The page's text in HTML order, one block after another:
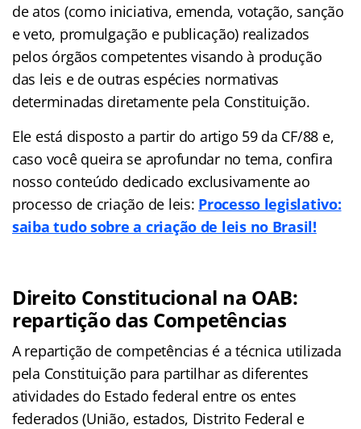
de atos (como iniciativa, emenda, votação, sanção
e veto, promulgação e publicação) realizados
pelos órgãos competentes visando à produção
das leis e de outras espécies normativas
determinadas diretamente pela Constituição.
Ele está disposto a partir do artigo 59 da CF/88 e,
caso você queira se aprofundar no tema, confira
nosso conteúdo dedicado exclusivamente ao
processo de criação de leis: Processo legislativo:
saiba tudo sobre a criação de leis no Brasil!
Direito Constitucional na OAB:
repartição das Competências
A repartição de competências é a técnica utilizada
pela Constituição para partilhar as diferentes
atividades do Estado federal entre os entes
federados (União, estados, Distrito Federal e